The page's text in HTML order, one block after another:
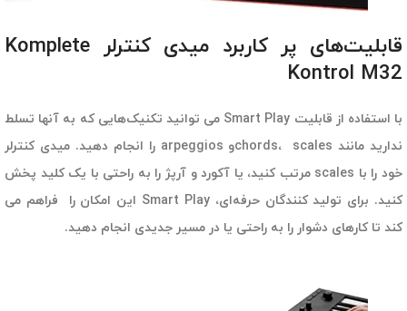
قابلیت‌های پر کاربرد میدی کنترلر Komplete
Kontrol M32
با استفاده از قابلیت Smart Play می توانید تکنیک‌هایی که به آنها تسلط
ندارید مانند chords، scalesو arpeggios را انجام دهید. میدی کنترلر
خود را با scales مرتب کنید،‌ یا آکورد و آرپژ را به راحتی با یک کلید پخش
کنید. برای تولید کنندگان حرفه‌ای، Smart Play این امکان را فراهم می
کند تا کارهای دشوار را به راحتی یا در مسیر جدیدی انجام دهید.